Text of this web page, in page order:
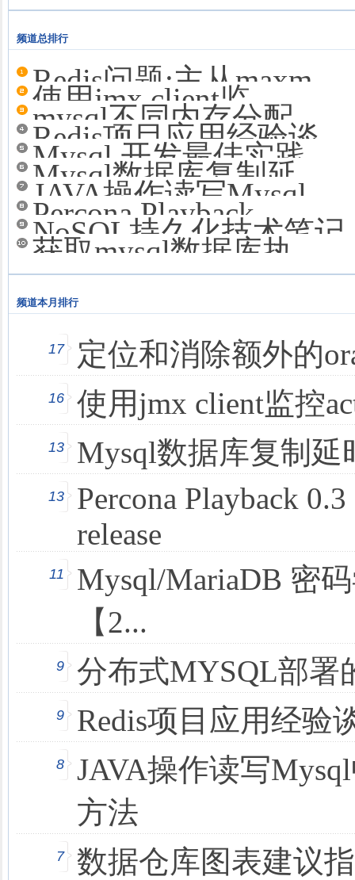
频道总排行
Redis问题:主从maxm
使用jmx client监
mysql不同内存分配
Redis项目应用经验谈
Mysql 开发最佳实践
Mysql数据库复制延
JAVA操作读写Mysql
Percona Playback
NoSQL持久化技术笔记
获取mysql数据库执
频道本月排行
17 定位和消除额外的
16 使用jmx client监控
13 Mysql数据库复制延
13
Percona Playback
release
11
Mysql/MariaDB 密
【2...
9 分布式MYSQL部署
9 Redis项目应用经验
8
JAVA操作读写
方法
7 数据仓库图表建议